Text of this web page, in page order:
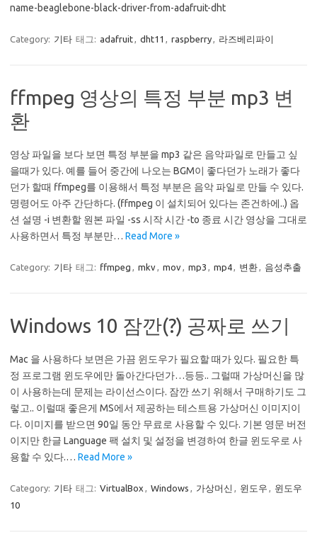
name-beaglebone-black-driver-from-adafruit-dht
Category: 기타 태그: adafruit, dht11 , raspberry, 라즈베리파이
ffmpeg 영상의 특정 부분 mp3 변
환
영상 파일을 보다 보면 특정 부분을 mp3 같은 음악파일로 만들고 싶
을때가 있다. 예를 들어 중간에 나오는 BGM이 좋다던가 노래가 좋다
던가 할때 ffmpeg를 이용해서 특정 부분은 음악 파일로 만들 수 있다.
명령어도 아주 간단하다. (ffmpeg 이 설치되어 있다는 존건하에..) 옵
션 설명 -i 변환할 원본 파일 -ss 시작 시간 -to 종료 시간 영상을 그대로
사용하면서 특정 부분만… Read More »
Category: 기타 태그: ffmpeg , mkv, mov, mp3 , mp4, 변환, 음성추출
Windows 10 잠깐(?) 공짜로 쓰기
Mac 을 사용하다 보면은 가끔 윈도우가 필요할 때가 있다. 필요한 특
정 프로그램 윈도우에만 돌아간다던가…등등.. 그럴때 가상머신을 많
이 사용하는데 문제는 라이선스이다. 잠깐 쓰기 위해서 구매하기도 그
렇고.. 이럴때 좋은게 MS에서 제공하는 테스트용 가상머신 이미지이
다. 이미지를 받으면 90일 동안 무료로 사용할 수 있다. 기본 영문 버전
이지만 한글 Language 팩 설치 및 설정을 변경하여 한글 윈도우로 사
용할 수 있다.… Read More »
Category: 기타 태그: VirtualBox , Windows , 가상머신 , 윈도우 , 윈도우
10